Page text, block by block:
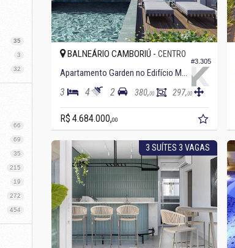
35
3
32
66
69
35
215
19
272
454
#3.305
BALNEÁRIO CAMBORIÚ - CENTRO
Apartamento Garden no Edifício Mar Belle
3 4 2 380,00 297,00
R$ 4.684.000,00
3 SUÍTES 3 VAGAS